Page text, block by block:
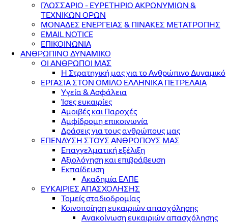
ΓΛΩΣΣΑΡΙΟ - ΕΥΡΕΤΗΡΙΟ ΑΚΡΩΝΥΜΙΩΝ &
ΤΕΧΝΙΚΩΝ ΟΡΩΝ
ΜΟΝΑΔΕΣ ΕΝΕΡΓΕΙΑΣ & ΠΙΝΑΚΕΣ ΜΕΤΑΤΡΟΠΗΣ
EMAIL NOTICE
ΕΠΙΚΟΙΝΩΝΙΑ
ΑΝΘΡΩΠΙΝΟ ΔΥΝΑΜΙΚΟ
ΟΙ ΑΝΘΡΩΠΟΙ ΜΑΣ
Η Στρατηγική μας για το Ανθρώπινο Δυναμικό
ΕΡΓΑΣΙΑ ΣΤΟΝ ΟΜΙΛΟ ΕΛΛΗΝΙΚΑ ΠΕΤΡΕΛΑΙΑ
Υγεία & Ασφάλεια
Ίσες ευκαιρίες
Αμοιβές και Παροχές
Αμφίδρομη επικοινωνία
Δράσεις για τους ανθρώπους μας
ΕΠΕΝΔΥΣΗ ΣΤΟΥΣ ΑΝΘΡΩΠΟΥΣ ΜΑΣ
Επαγγελματική εξέλιξη
Αξιολόγηση και επιβράβευση
Εκπαίδευση
Ακαδημία ΕΛΠΕ
ΕΥΚΑΙΡΙΕΣ ΑΠΑΣΧΟΛΗΣΗΣ
Τομείς σταδιοδρομίας
Κοινοποίηση ευκαιριών απασχόλησης
Ανακοίνωση ευκαιριών απασχόλησης